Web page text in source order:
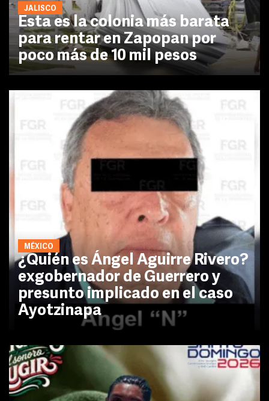
JALISCO
Esta es la colonia más barata
para rentar en Zapopan por
poco más de 10 mil pesos
MÉXICO
¿Quién es Ángel Aguirre Rivero?
exgobernador de Guerrero y
presunto implicado en el caso
Ayotzinapa